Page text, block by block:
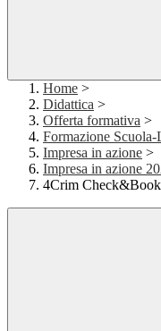
Home >
Didattica >
Offerta formativa >
Formazione
Impresa in azione >
Impresa in azione
4Crim